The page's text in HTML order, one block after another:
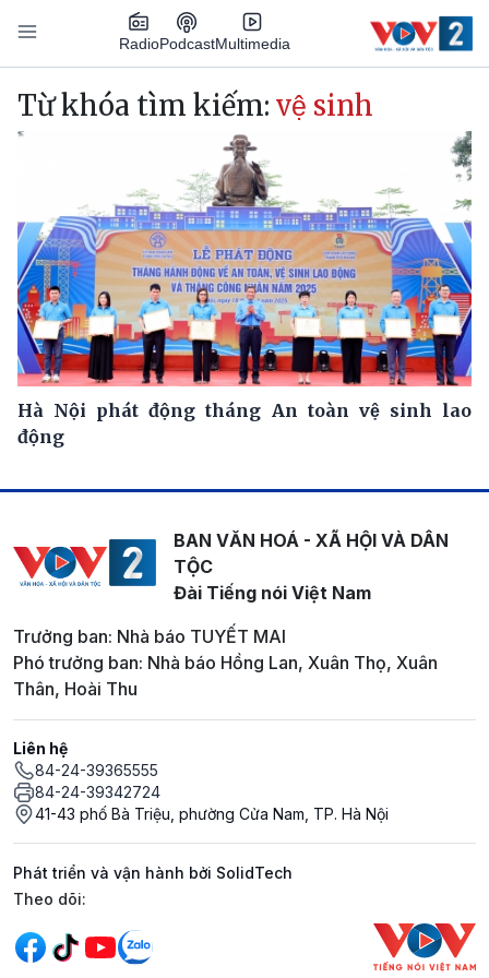
Nhảy đến nội dung
RadioPodcastMultimedia
Main navigation
Từ khóa tìm kiếm: vệ sinh
Hà Nội phát động tháng An toàn vệ sinh lao
động
BAN VĂN HOÁ - XÃ HỘI VÀ DÂN
TỘC
Đài Tiếng nói Việt Nam
Trưởng ban: Nhà báo TUYẾT MAI
Phó trưởng ban: Nhà báo Hồng Lan, Xuân Thọ, Xuân
Thân, Hoài Thu
Liên hệ
84-24-39365555
84-24-39342724
41-43 phố Bà Triệu, phường Cửa Nam, TP. Hà Nội
Phát triển và vận hành bởi SolidTech
Mạng xã hội
Theo dõi: